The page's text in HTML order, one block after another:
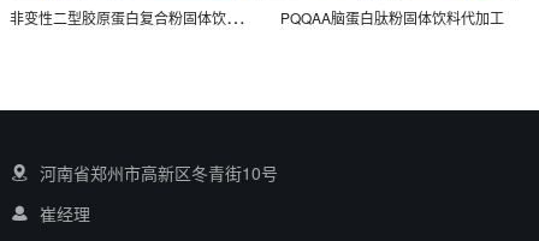
非
变性二型胶原蛋白复合粉固体饮料代加工 PQQAA脑蛋白肽粉固体饮料代加工
河南省郑州市高新区冬青街10号
崔经理